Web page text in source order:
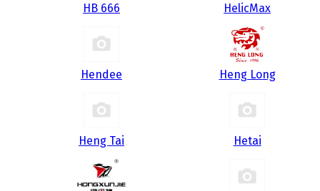
HB 666 HelicMax
Hendee Heng Long
Heng Tai Hetai